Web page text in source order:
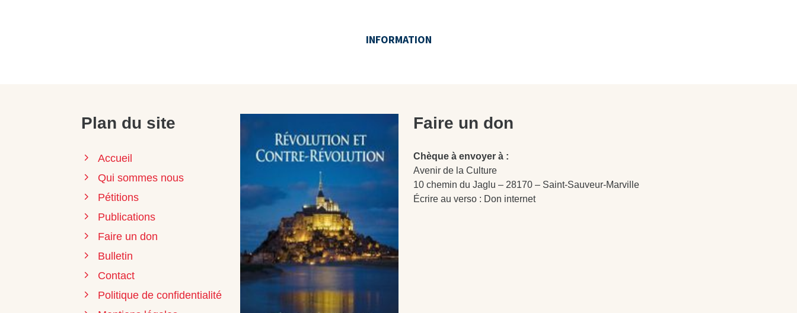
Plan du site
Accueil
Qui sommes nous
Pétitions
Publications
Faire un don
Bulletin
Contact
Politique de confidentialité
Faire un don
Chèque à envoyer à :
Avenir de la Culture
10 chemin du Jaglu – 28170 – Saint-Sauveur-Marville
Écrire au verso : Don internet